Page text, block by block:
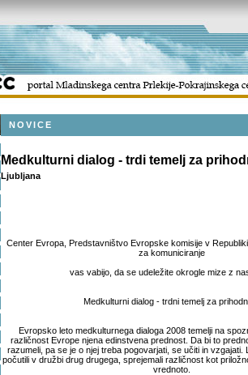
NOVICE
Medkulturni dialog - trdi temelj za
Ljubljana
Center Evropa, Predstavništvo Evropske komisije v
za komuniciranje
vas vabijo, da se udeležite okrogle mize z
Medkulturni dialog - trdni temelj za
Evropsko leto medkulturnega dialoga 2008 temelji na
različnost Evrope njena edinstvena prednost. Da bi to
razumeli, pa se je o njej treba pogovarjati, se učiti in vzgajati.
počutili v družbi drug drugega, sprejemali različnost kot
vrednoto.